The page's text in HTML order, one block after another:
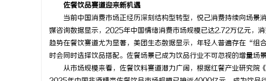
佐餐饮品赛道迎来新机遇
当前中国消费市场正经历深刻结构型转型，悦己消费持续向场
媒咨询数据显示，2025年中国情绪消费市场规模已达2.72万亿元，
趋势在餐饮赛道尤为显著，美团生态数据显示，年轻人普遍存在“
时会同时选择饮品搭配。佐餐场景已成为饮品行业不可忽视的增量场景
从市场规模来看，佐餐饮料赛道潜力广阔，根据红餐产业研究院